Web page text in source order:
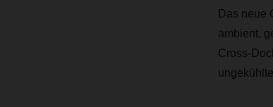
Das neue
ambient,
Cross-